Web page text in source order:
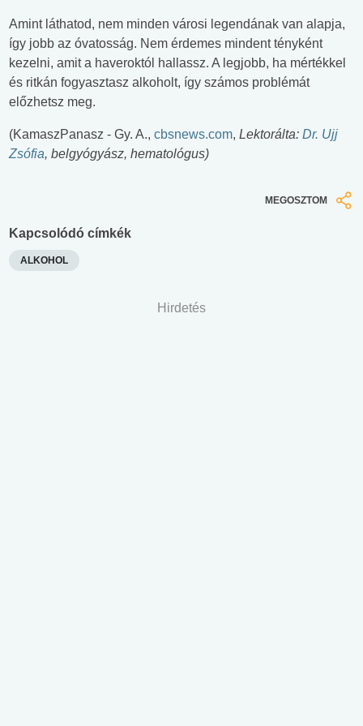
Amint láthatod, nem minden városi legendának van alapja,
így jobb az óvatosság. Nem érdemes mindent tényként
kezelni, amit a haveroktól hallassz. A legjobb, ha mértékkel
és ritkán fogyasztasz alkoholt, így számos problémát
előzhetsz meg.
(KamaszPanasz - Gy. A., cbsnews.com, Lektorálta: Dr. Ujj
Zsófia, belgyógyász, hematológus)
MEGOSZTOM
Kapcsolódó címkék
ALKOHOL
Hirdetés